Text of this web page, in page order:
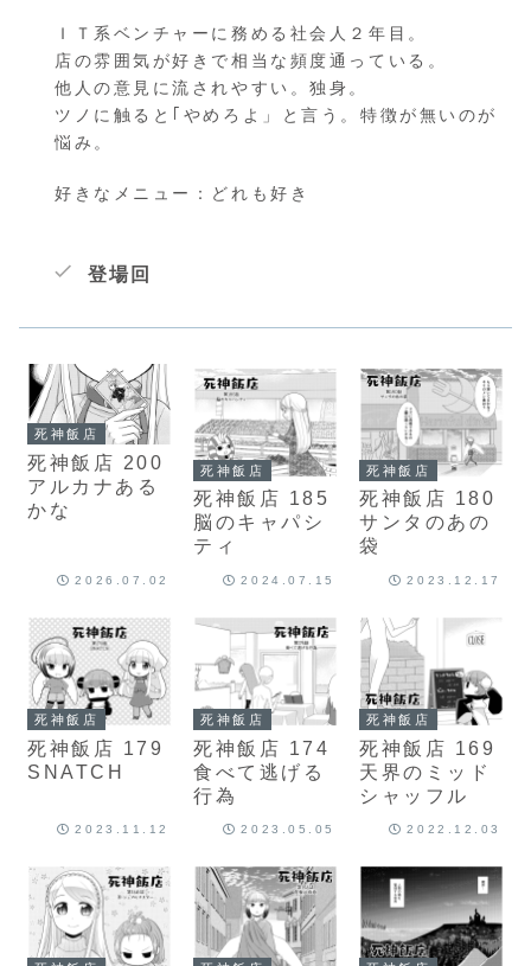
ＩＴ系ベンチャーに務める社会人２年目。
店の雰囲気が好きで相当な頻度通っている。
他人の意見に流されやすい。独身。
ツノに触ると｢やめろよ」と言う。特徴が無いのが
悩み。
好きなメニュー：どれも好き
登場回
死神飯店
死神飯店 200
アルカナある
かな
2026.07.02
死神飯店
死神飯店 185
脳のキャパシ
ティ
2024.07.15
死神飯店
死神飯店 180
サンタのあの
袋
2023.12.17
死神飯店
死神飯店 179
SNATCH
2023.11.12
死神飯店
死神飯店 174
食べて逃げる
行為
2023.05.05
死神飯店
死神飯店 169
天界のミッド
シャッフル
2022.12.03